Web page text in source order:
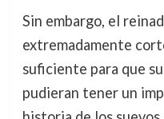
Sin embargo, el
extremadamente
suficiente para que
pudieran tener un